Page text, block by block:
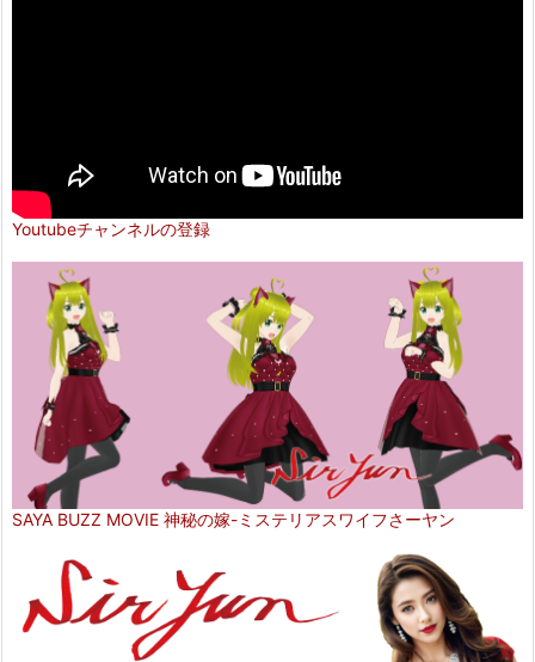
Youtubeチャンネルの登録
SAYA BUZZ MOVIE 神秘の嫁-ミステリアスワイフさーヤン